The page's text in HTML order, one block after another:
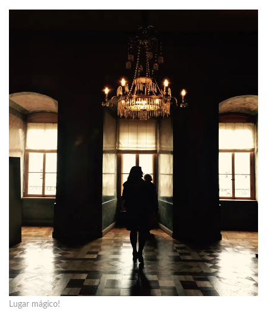
Lugar mágico!